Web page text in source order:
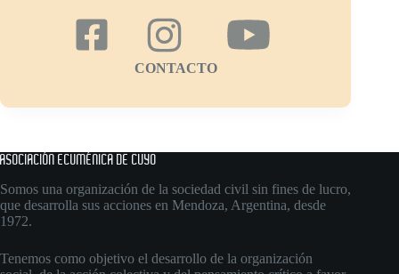
CONTACTO
ASOCIACIÓN ECUMÉNICA DE CUYO
Somos una organización de la sociedad civil sin fines de lucro,
que desarrolla sus acciones en Mendoza, Argentina, desde
1972.
Tenemos como objetivo el desarrollo de la organización